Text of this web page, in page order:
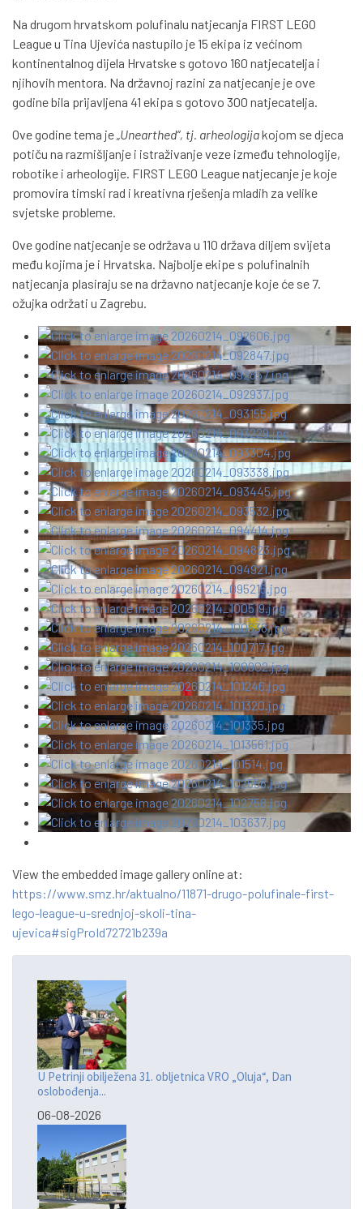
Na drugom hrvatskom polufinalu natjecanja FIRST LEGO
League u Tina Ujevića nastupilo je 15 ekipa iz većinom
kontinentalnog dijela Hrvatske s gotovo 160 natjecatelja i
njihovih mentora. Na državnoj razini za natjecanje je ove
godine bila prijavljena 41 ekipa s gotovo 300 natjecatelja.
Ove godine tema je „Unearthed“, tj. arheologijakojom se djeca
potiču na razmišljanje i istraživanje veze između tehnologije,
robotike i arheologije. FIRST LEGO League natjecanje je koje
promovira timski rad i kreativna rješenja mladih za velike
svjetske probleme.
Ove godine natjecanje se održava u 110 država diljem svijeta
među kojima je i Hrvatska. Najbolje ekipe s polufinalnih
natjecanja plasiraju se na državno natjecanje koje će se 7.
ožujka održati u Zagrebu.
View the embedded image gallery online at:
https://www.smz.hr/aktualno/11871-drugo-polufinale-first-
lego-league-u-srednjoj-skoli-tina-
ujevica#sigProId72721b239a
U Petrinji obilježena 31. obljetnica VRO „Oluja“, Dan
oslobođenja...
06-08-2026